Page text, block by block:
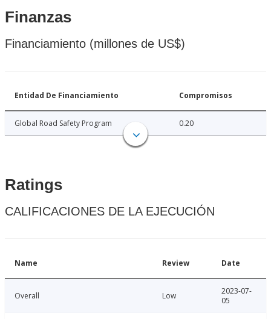
Finanzas
Financiamiento (millones de US$)
Entidad De Financiamiento Compromisos
Global Road Safety Program 0.20
Ratings
CALIFICACIONES DE LA EJECUCIÓN
Name Review Date
Overall Low
2023-07-
05